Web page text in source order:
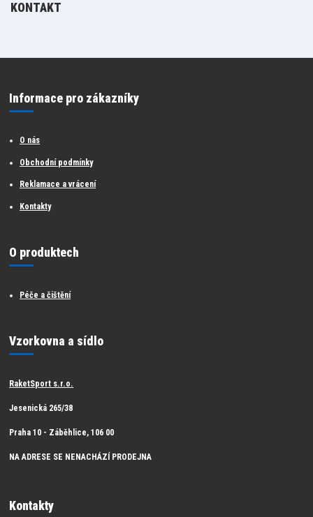
KONTAKT
Informace pro zákazníky
O nás
Obchodní podmínky
Reklamace a vrácení
Kontakty
O produktech
Péče a čištění
Vzorkovna a sídlo
RaketSport s.r.o.
Jesenická 265/38
Praha 10 - Záběhlice, 106 00
NA ADRESE SE NENACHÁZÍ PRODEJNA
Kontakty